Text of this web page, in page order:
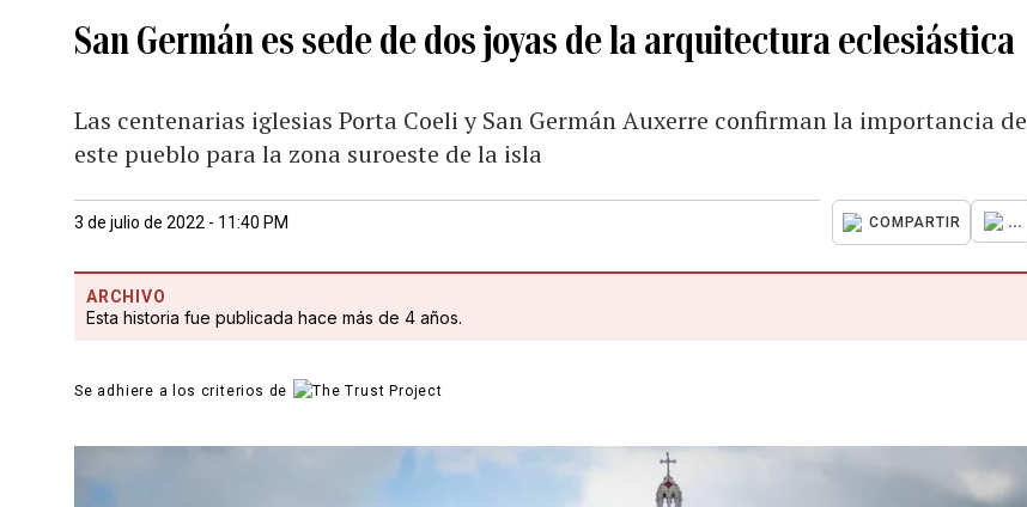
San Germán es sede de dos joyas de la arquitectura eclesiástica
Las centenarias iglesias Porta Coeli y San Germán Auxerre confirman la importancia de
este pueblo para la zona suroeste de la isla
3 de julio de 2022 - 11:40 PM COMPARTIR ...
ARCHIVO
Esta historia fue publicada hace más de 4 años.
Se adhiere a los criterios de